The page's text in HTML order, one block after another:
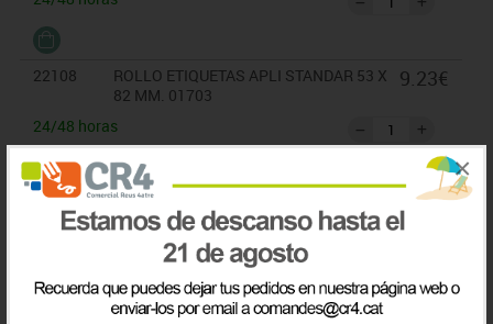
×
22108
ROLLO ETIQUETAS APLI STANDAR 53 X
82 MM. 01703
24/48 horas
9.23€
22109
ROLLO ETIQUETAS APLI STANDAR 53 X
100 MM. 01704
9.23€